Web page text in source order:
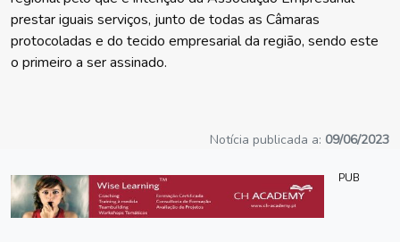
prestar iguais serviços, junto de todas as Câmaras
protocoladas e do tecido empresarial da região, sendo este
o primeiro a ser assinado.
Notícia publicada a: 09/06/2023
PUB